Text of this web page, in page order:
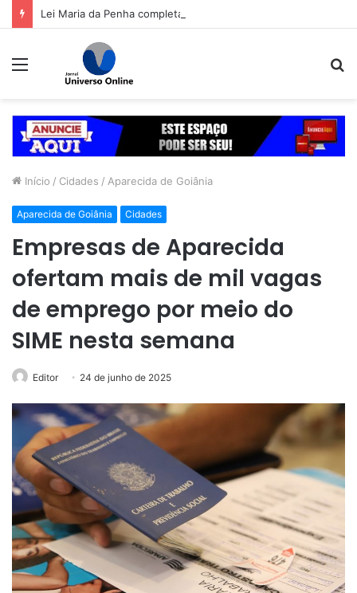
Menu
Início / Cidades / Aparecida de Goiânia
Aparecida de Goiânia Cidades
Empresas de Aparecida
ofertam mais de mil vagas
de emprego por meio do
SIME nesta semana
Editor 24 de junho de 2025